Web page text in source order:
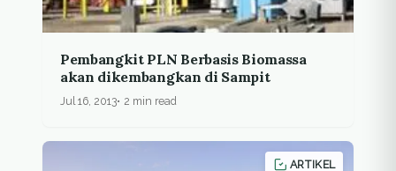
Pembangkit PLN Berbasis Biomassa
akan dikembangkan di Sampit
Jul 16, 2013 2 min read
ARTIKEL